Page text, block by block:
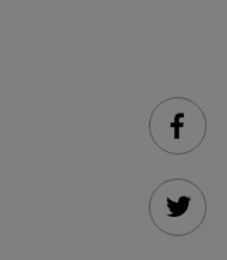
Twitter